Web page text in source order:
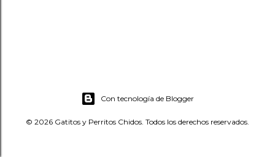
Con tecnología de Blogger
© 2026 Gatitos y Perritos Chidos. Todos los derechos reservados.